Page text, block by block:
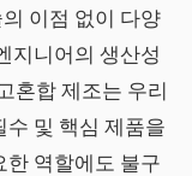
이점 없이 다양
지니어의 생산성
혼합 제조는 우리
수 및 핵심 제품을
한 역할에도 불구